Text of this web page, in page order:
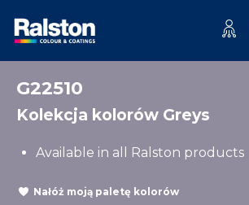
G22510
Kolekcja kolorów Greys
Available in all Ralston products
Nałóż moją paletę kolorów